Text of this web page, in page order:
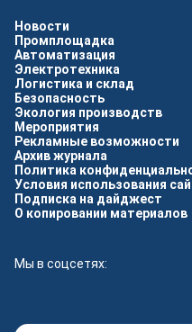
Новости
Промплощадка
Автоматизация
Электротехника
Логистика и склад
Безопасность
Экология производств
Мероприятия
Рекламные возможности
Архив журнала
Политика
Условия использования
Подписка на дайджест
О копировании материалов
Мы в соцсетях: